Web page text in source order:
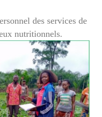
des services de
nutritionnels.